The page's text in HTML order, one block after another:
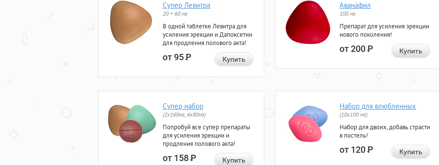
Супер Левитра
20 + 60 мг
В одной таблетке Левитра для
усиления эрекции и Дапоксетин
для продления полового акта!
от 95Р Купить
Аванафил
100 мг
Препарат для усиления эрекции
нового поколения!
от 200Р Купить
Супер набор
(2х160мг, 4х80мг)
Попробуй все супер препараты
для усиления эрекции и
продления полового акта!
от 158Р Купить
Набор для влюбленных
(10х100 мг)
Набор для двоих, добавь страсти
в постель!
от 120Р Купить